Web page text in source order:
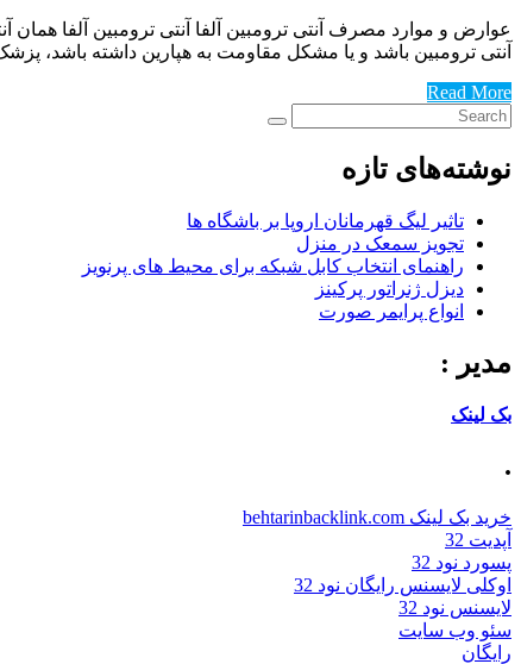
آنتی ترومبین باشد و یا مشکل مقاومت به هپارین داشته باشد،
Read More
نوشته‌های تازه
تاثیر لیگ قهرمانان اروپا بر باشگاه ها
تجویز سمعک در منزل
راهنمای انتخاب کابل شبکه برای محیط های پرنویز
دیزل ژنراتور پرکینز
انواع پرایمر صورت
مدیر :
بک لینک
.
خرید بک لینک behtarinbacklink.com
آپدیت 32
پسورد نود 32
اوکلی لایسنس رایگان نود 32
لایسنس نود 32
سئو وب سایت
رایگان